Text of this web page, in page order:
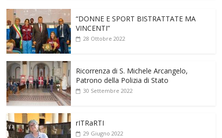
“DONNE E SPORT BISTRATTATE MA
VINCENTI”
28 Ottobre 2022
Ricorrenza di S. Michele Arcangelo,
Patrono della Polizia di Stato
30 Settembre 2022
rITRaRTI
29 Giugno 2022